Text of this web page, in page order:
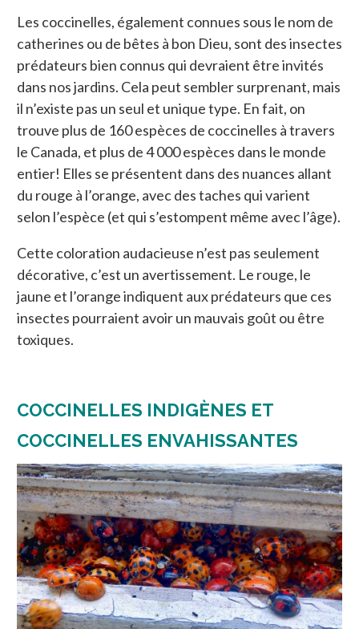
Les coccinelles, également connues sous le nom de
catherines ou de bêtes à bon Dieu, sont des insectes
prédateurs bien connus qui devraient être invités
dans nos jardins. Cela peut sembler surprenant, mais
il n’existe pas un seul et unique type. En fait, on
trouve plus de 160 espèces de coccinelles à travers
le Canada, et plus de 4 000 espèces dans le monde
entier! Elles se présentent dans des nuances allant
du rouge à l’orange, avec des taches qui varient
selon l’espèce (et qui s’estompent même avec l’âge).
Cette coloration audacieuse n’est pas seulement
décorative, c’est un avertissement. Le rouge, le
jaune et l’orange indiquent aux prédateurs que ces
insectes pourraient avoir un mauvais goût ou être
toxiques.
COCCINELLES INDIGÈNES ET
COCCINELLES ENVAHISSANTES